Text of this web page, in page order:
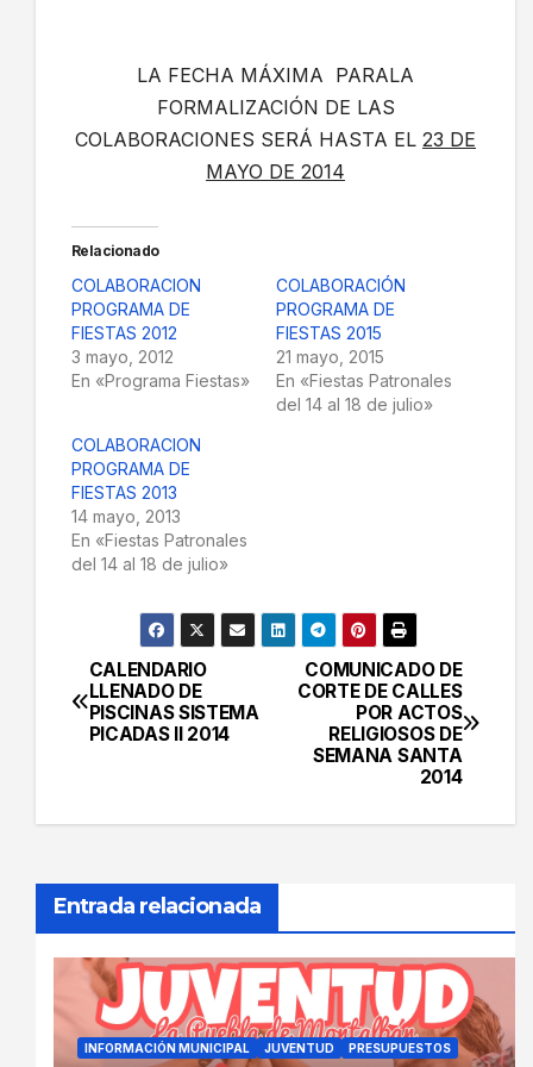
LA FECHA MÁXIMA PARALA
FORMALIZACIÓN DE LAS
COLABORACIONES SERÁ HASTA EL 23 DE
MAYO DE 2014
Relacionado
COLABORACION
PROGRAMA DE
FIESTAS 2012
3 mayo, 2012
En «Programa Fiestas»
COLABORACIÓN
PROGRAMA DE
FIESTAS 2015
21 mayo, 2015
En «Fiestas Patronales
del 14 al 18 de julio»
COLABORACION
PROGRAMA DE
FIESTAS 2013
14 mayo, 2013
En «Fiestas Patronales
del 14 al 18 de julio»
Navegación
de
COMUNICADO DE
CORTE DE CALLES
POR ACTOS
RELIGIOSOS DE
SEMANA SANTA
2014
CALENDARIO
LLENADO DE
PISCINAS SISTEMA
PICADAS II 2014
Entrada relacionada
INFORMACIÓN MUNICIPAL JUVENTUD PRESUPUESTOS